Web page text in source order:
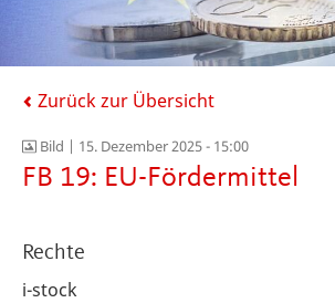
Zurück zur Übersicht
Bild | 15. Dezember 2025 - 15:00
FB 19: EU-Fördermittel
Rechte
i-stock